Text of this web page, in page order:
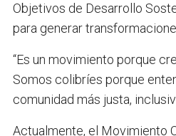
Objetivos de Desarrollo
para generar
“Es un movimiento porque
Somos colibríes porque
comunidad más justa,
Actualmente, el Movimiento